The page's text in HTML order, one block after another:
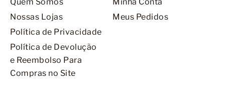
Nossas Lojas
Política de Privacidade
Política de Devolução
e Reembolso Para
Compras no Site
Meus Pedidos